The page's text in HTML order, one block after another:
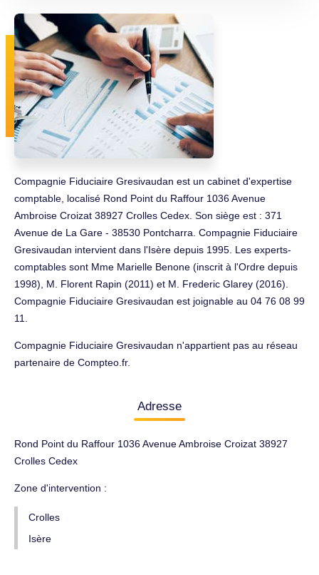
Compagnie Fiduciaire Gresivaudan est un cabinet d'expertise
comptable, localisé Rond Point du Raffour 1036 Avenue
Ambroise Croizat 38927 Crolles Cedex. Son siège est : 371
Avenue de La Gare - 38530 Pontcharra. Compagnie Fiduciaire
Gresivaudan intervient dans l'Isère depuis 1995. Les experts-
comptables sont Mme Marielle Benone (inscrit à l'Ordre depuis
1998), M. Florent Rapin (2011) et M. Frederic Glarey (2016).
Compagnie Fiduciaire Gresivaudan est joignable au 04 76 08 99
11.
Compagnie Fiduciaire Gresivaudan n'appartient pas au réseau
partenaire de Compteo.fr.
Adresse
Rond Point du Raffour 1036 Avenue Ambroise Croizat 38927
Crolles Cedex
Zone d'intervention :
Crolles
Isère